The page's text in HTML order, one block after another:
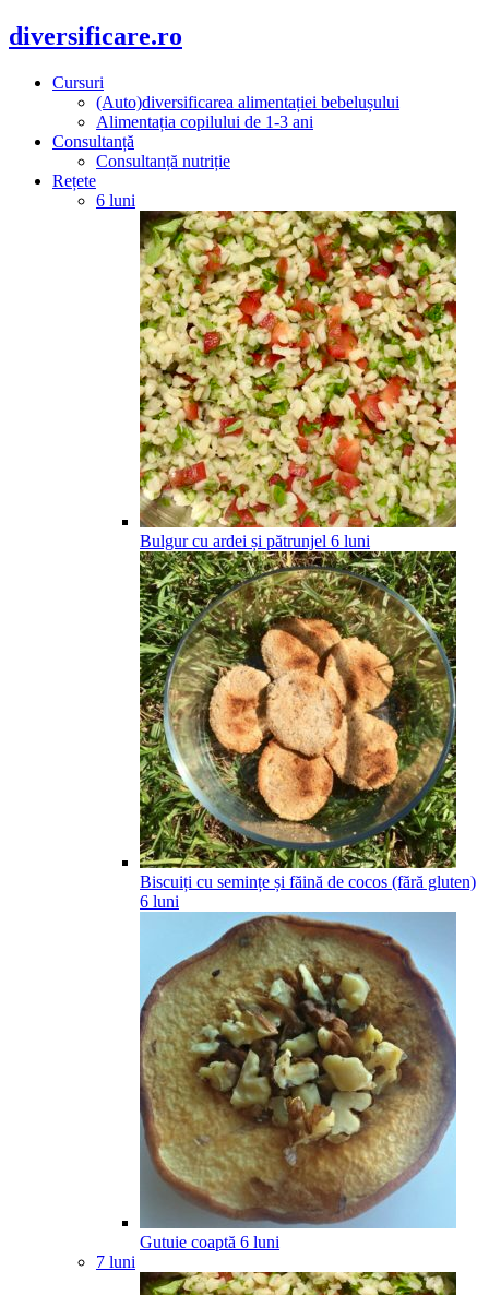
diversificare.ro
Cursuri
(Auto)diversificarea alimentației bebelușului
Alimentația copilului de 1-3 ani
Consultanță
Consultanță nutriție
Rețete
6 luni
Bulgur cu ardei și pătrunjel 6 luni
Biscuiți cu semințe și făină de cocos (fără gluten)
6 luni
Gutuie coaptă 6 luni
7 luni